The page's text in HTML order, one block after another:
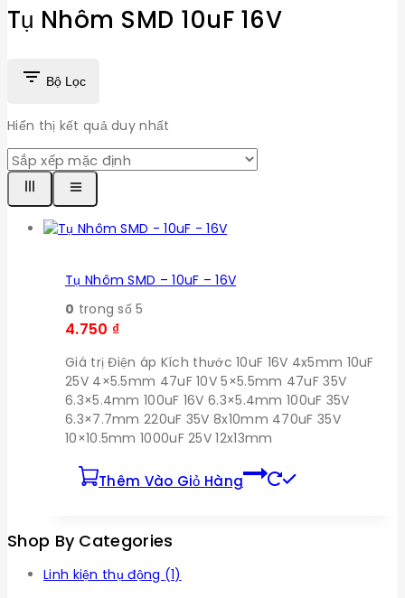
Tụ Nhôm SMD 10uF 16V
Bộ Lọc
Hiển thị kết quả duy nhất
Tụ Nhôm SMD – 10uF – 16V
0 trong số 5
4.750 ₫
Giá trị Điện áp Kích thước 10uF 16V 4x5mm 10uF
25V 4×5.5mm 47uF 10V 5×5.5mm 47uF 35V
6.3×5.4mm 100uF 16V 6.3×5.4mm 100uF 35V
6.3×7.7mm 220uF 35V 8x10mm 470uF 35V
10×10.5mm 1000uF 25V 12x13mm
Thêm Vào Giỏ Hàng
Shop By Categories
Linh kiện thụ động (1)